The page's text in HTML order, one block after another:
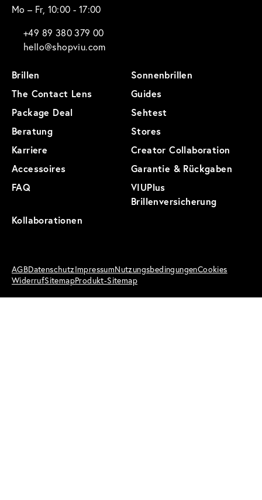
Mo – Fr, 10:00 - 17:00
+49 89 380 379 00
hello@shopviu.com
Brillen
Sonnenbrillen
The Contact Lens
Guides
Package Deal
Sehtest
Beratung
Stores
Karriere
Creator Collaboration
Accessoires
Garantie & Rückgaben
FAQ
VIUPlus
Brillenversicherung
Kollaborationen
AGBDatenschutzImpressumNutzungsbedingungenCookies
WiderrufSitemapProdukt-Sitemap